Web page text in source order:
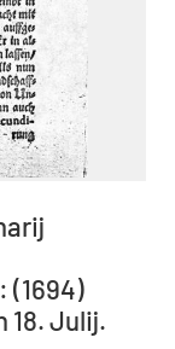
(1694)
18. Julij.